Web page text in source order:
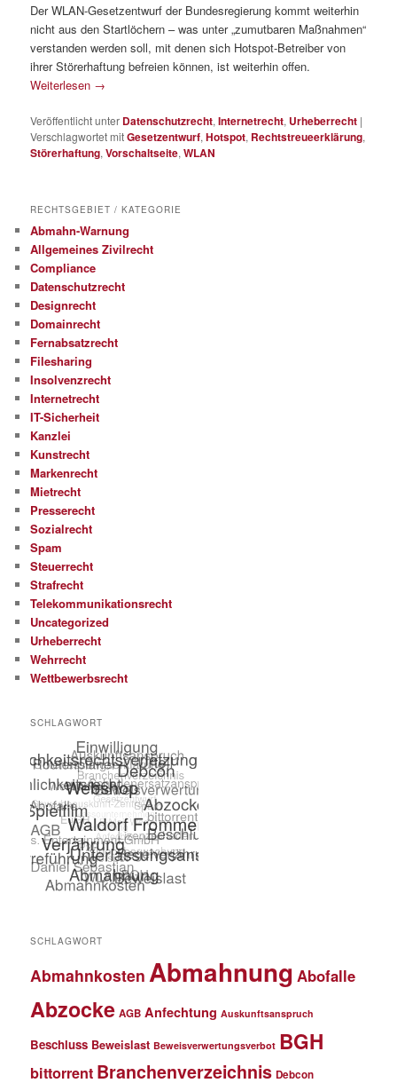
Der WLAN-Gesetzentwurf der Bundesregierung kommt weiterhin
nicht aus den Startlöchern – was unter „zumutbaren Maßnahmen“
verstanden werden soll, mit denen sich Hotspot-Betreiber von
ihrer Störerhaftung befreien können, ist weiterhin offen.
Weiterlesen →
Veröffentlicht unter Datenschutzrecht,Internetrecht, Urheberrecht |
Verschlagwortet mitGesetzentwurf,Hotspot, Rechtstreueerklärung,
Störerhaftung,Vorschaltseite,WLAN
RECHTSGEBIET / KATEGORIE
Abmahn-Warnung
Allgemeines Zivilrecht
Compliance
Datenschutzrecht
Designrecht
Domainrecht
Fernabsatzrecht
Filesharing
Insolvenzrecht
Internetrecht
IT-Sicherheit
Kanzlei
Kunstrecht
Markenrecht
Mietrecht
Presserecht
Sozialrecht
Spam
Steuerrecht
Strafrecht
Telekommunikationsrecht
Uncategorized
Urheberrecht
Wehrrecht
Wettbewerbsrecht
SCHLAGWORT
SCHLAGWORT
Abmahnkosten Abmahnung Abofalle
Abzocke AGB Anfechtung Auskunftsanspruch
Beschluss Beweislast Beweisverwertungsverbot BGH
bittorrent Branchenverzeichnis Debcon